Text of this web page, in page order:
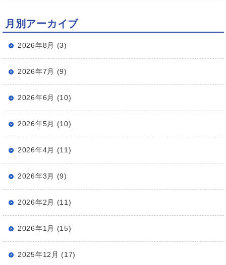
月別アーカイブ
2026年8月 (3)
2026年7月 (9)
2026年6月 (10)
2026年5月 (10)
2026年4月 (11)
2026年3月 (9)
2026年2月 (11)
2026年1月 (15)
2025年12月 (17)